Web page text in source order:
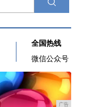
全国热线
微信公众号
广告